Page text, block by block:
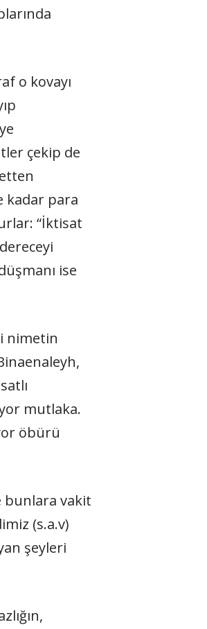
o kovayı
çekip de
kadar para
“İktisat
ise
nimetin
mutlaka.
öbürü
bunlara vakit
(s.a.v)
şeyleri